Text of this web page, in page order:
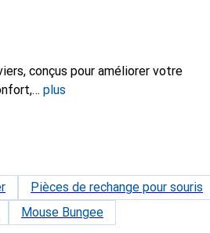
conçus pour améliorer votre
plus
Pièces de rechange pour souris
Mouse Bungee